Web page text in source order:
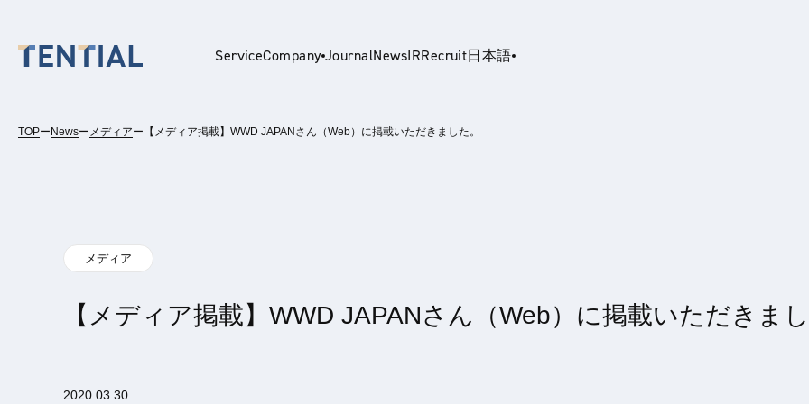
ServiceCompanyJournalNewsIRRecruit日本語
English
TOPー Newsー メディアー 【メディア掲載】WWD JAPANさん（Web）に掲載いただきました。
メディア
【メディア掲載】WWD JAPANさん（Web）に掲載いただきまし
2020.03.30